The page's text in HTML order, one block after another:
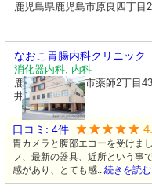
鹿児島県鹿児島市原良四丁目
なおこ胃腸内科クリニック
消化器内科, 内科
鹿児島県鹿児島市薬師2丁目
井上ビル2F
口コミ: 4件
胃カメラと腹部エコーを受けま
フ、最新の器具、近所という事
感があり、とても感...続きを読む